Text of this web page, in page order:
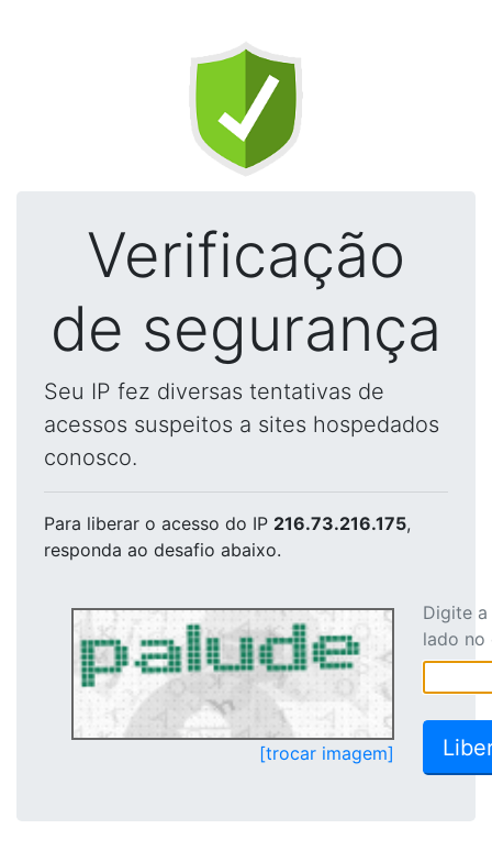
Verificação
de segurança
Seu IP fez diversas tentativas de
acessos suspeitos a sites hospedados
conosco.
Para liberar o acesso do IP 216.73.216.175,
responda ao desafio abaixo.
[trocar imagem]
Digite
lado no